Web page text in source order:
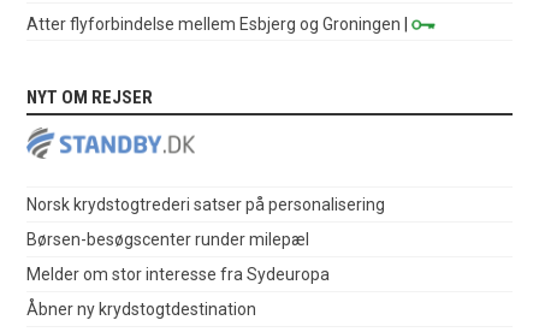
Atter flyforbindelse mellem Esbjerg og Groningen |
NYT OM REJSER
Norsk krydstogtrederi satser på personalisering
Børsen-besøgscenter runder milepæl
Melder om stor interesse fra Sydeuropa
Åbner ny krydstogtdestination